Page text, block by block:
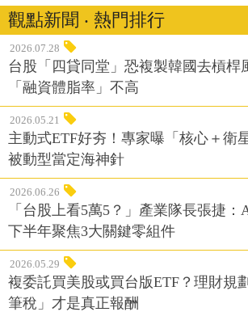
觀點新聞 ‧ 熱門排行
2026.07.28
台股「四貸同堂」恐複製韓國去槓桿
「融資體脂率」不高
2026.05.21
主動式ETF好夯！專家曝「核心＋衛
被動型當定海神針
2026.06.26
「台股上看5萬5？」產業隊長張捷：
下半年聚焦3大關鍵零組件
2026.05.29
複委託買美股或買台版ETF？理財規
筆稅」才是真正報酬